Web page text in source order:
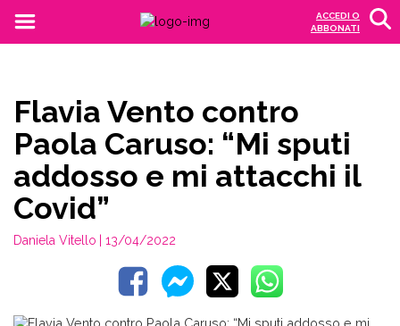
ACCEDI O
ABBONATI
Flavia Vento contro
Paola Caruso: “Mi sputi
addosso e mi attacchi il
Covid”
Daniela Vitello | 13/04/2022